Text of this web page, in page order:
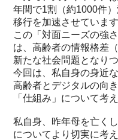
年間で1割（約1000件
移行を加速させています
この「対面ニーズの強
は、高齢者の情報格差
新たな社会問題となり
今回は、私自身の身近
高齢者とデジタルの向
「仕組み」について考
私自身、昨年母を亡く
についてより切実に考